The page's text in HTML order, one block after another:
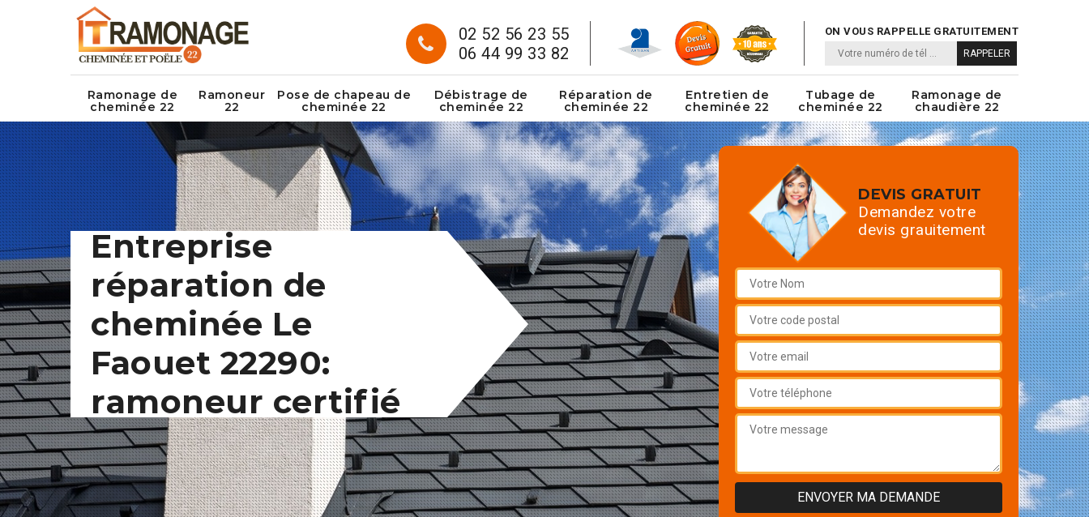
02 52 56 23 55
06 44 99 33 82
ON VOUS RAPPELLE GRATUITEMENT
Ramonage de
cheminée 22
Ramoneur
22
Pose de chapeau de
cheminée 22
Débistrage de
cheminée 22
Réparation de
cheminée 22
Entretien de
cheminée 22
Tubage de
cheminée 22
Ramonage de
chaudière 22
Entreprise
réparation de
cheminée Le
Faouet 22290:
ramoneur certifié
DEVIS GRATUIT
Demandez votre
devis grauitement